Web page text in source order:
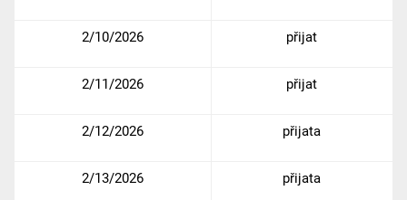
2/10/2026 přijat
2/11/2026 přijat
2/12/2026 přijata
2/13/2026 přijata